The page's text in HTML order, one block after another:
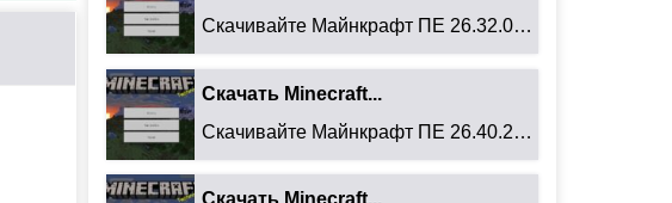
Скачивайте Майнкрафт ПЕ 26.32.02 для Android: ...
Скачать Minecraft...
Скачивайте Майнкрафт ПЕ 26.40.27 для Android: ...
Скачать Minecraft...